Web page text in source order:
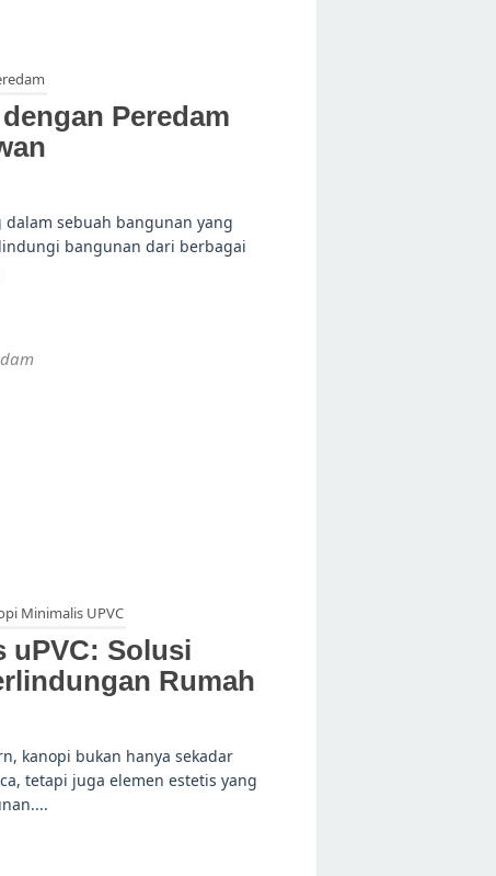
Peredam
sebuah bangunan yang
bangunan dari berbagai
Minimalis UPVC
uPVC: Solusi
Rumah
kanopi bukan hanya sekadar
tetapi juga elemen estetis yang